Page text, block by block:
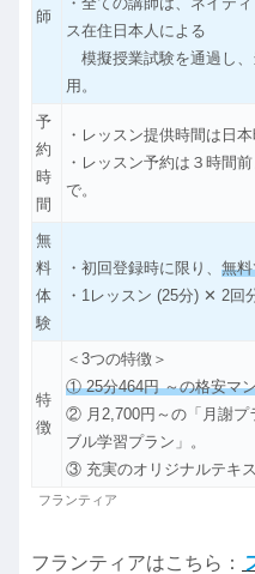
師
ス在住日本人による
模擬授業試験を通過し
用。
予
約
時
間
・レッスン提供時間は日
・レッスン予約は３時間
で。
無
料
体
験
・初回登録時に限り、 無
・1レッスン (25分) ✕ 2回
特
徴
＜3つの特徴＞
① 25分464円 ～の格安マ
② 月2,700円～の「月謝プ
ブル学習プラン」。
③ 充実のオリジナルテキス
フランティア
フランティアはこちら：